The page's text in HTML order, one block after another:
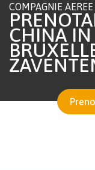
COMPAGNIE AEREE
CHINA IN